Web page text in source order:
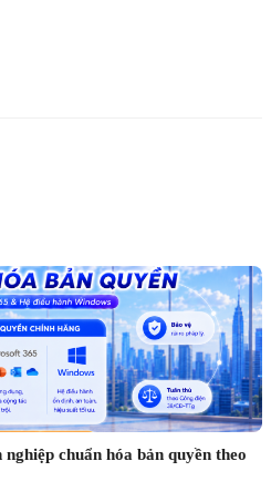
chuẩn hóa bản quyền theo